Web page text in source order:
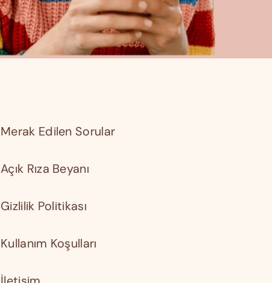
Merak Edilen Sorular
Açık Rıza Beyanı
Gizlilik Politikası
Kullanım Koşulları